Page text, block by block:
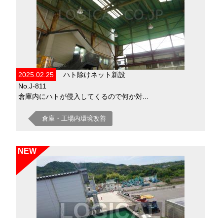
2025.02.25
ハト除けネット新設
No.J-811
倉庫内にハトが侵入してくるので何か対...
倉庫・工場内環境改善
NEW